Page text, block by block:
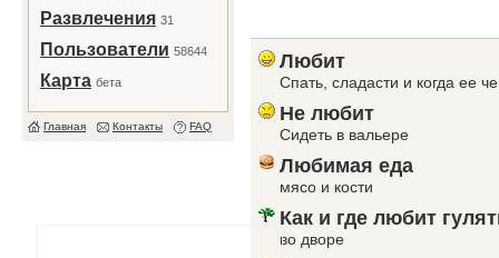
Развлечения 31
Пользователи 58644
Карта бета
Главная Контакты FAQ
Любит
Спать, сладасти и когда ее
Не любит
Сидеть в вальере
Любимая еда
мясо и кости
Как и где любит
во дворе